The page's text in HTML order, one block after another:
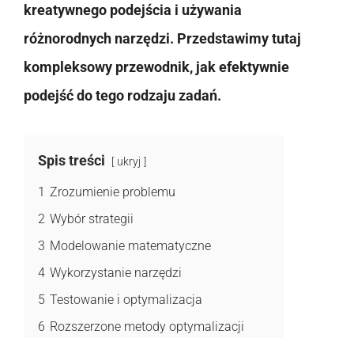
kreatywnego podejścia i używania
różnorodnych narzędzi. Przedstawimy tutaj
kompleksowy przewodnik, jak efektywnie
podejść do tego rodzaju zadań.
Spis treści ukryj
1 Zrozumienie problemu
2 Wybór strategii
3 Modelowanie matematyczne
4 Wykorzystanie narzędzi
5 Testowanie i optymalizacja
6 Rozszerzone metody optymalizacji